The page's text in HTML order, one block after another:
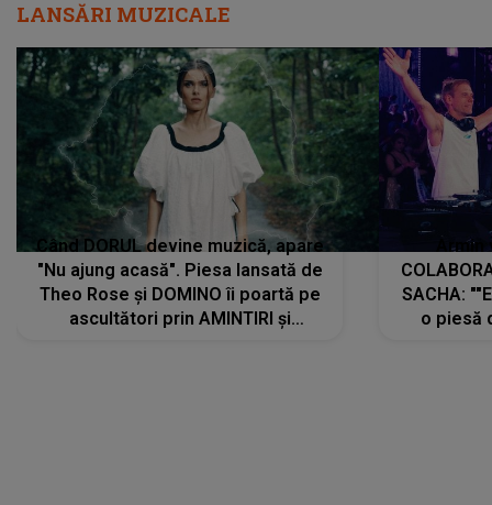
LANSĂRI MUZICALE
Când DORUL devine muzică, apare
"Nu ajung acasă". Piesa lansată de
Theo Rose și DOMINO îi poartă pe
ascultători prin AMINTIRI și
SACHA:
o piesă